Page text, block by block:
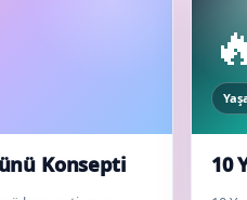
Konsepti 10